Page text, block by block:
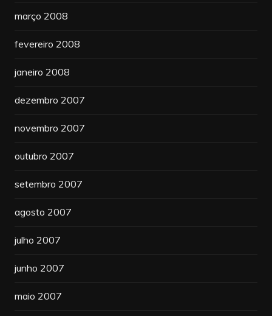
março 2008
fevereiro 2008
janeiro 2008
dezembro 2007
novembro 2007
outubro 2007
setembro 2007
agosto 2007
julho 2007
junho 2007
maio 2007